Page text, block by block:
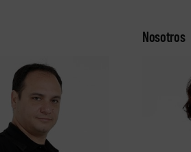
Nosotros